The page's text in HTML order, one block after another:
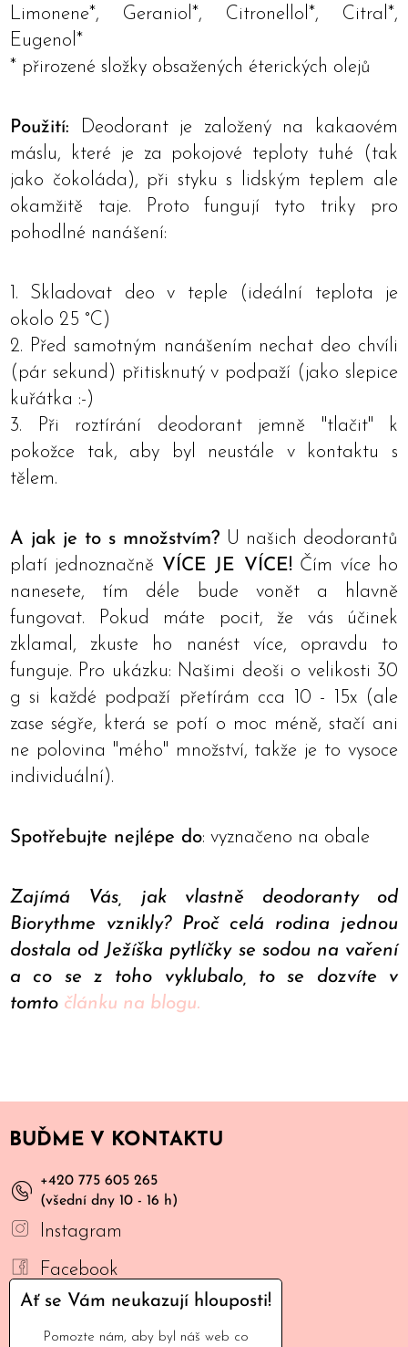
Limonene*, Geraniol*, Citronellol*, Citral*,
Eugenol*
* přirozené složky obsažených éterických olejů
Použití: Deodorant je založený na kakaovém
máslu, které je za pokojové teploty tuhé (tak
jako čokoláda), při styku s lidským teplem ale
okamžitě taje. Proto fungují tyto triky pro
pohodlné nanášení:
1. Skladovat deo v teple (ideální teplota je
okolo 25 °C)
2. Před samotným nanášením nechat deo chvíli
(pár sekund) přitisknutý v podpaží (jako slepice
kuřátka :-)
3. Při roztírání deodorant jemně "tlačit" k
pokožce tak, aby byl neustále v kontaktu s
tělem.
A jak je to s množstvím? U našich deodorantů
platí jednoznačně VÍCE JE VÍCE!Čím více ho
nanesete, tím déle bude vonět a hlavně
fungovat. Pokud máte pocit, že vás účinek
zklamal, zkuste ho nanést více, opravdu to
funguje. Pro ukázku: Našimi deoši o velikosti 30
g si každé podpaží přetírám cca 10 - 15x (ale
zase ségře, která se potí o moc méně, stačí ani
ne polovina "mého" množství, takže je to vysoce
individuální).
Spotřebujte nejlépe do: vyznačeno na obale
Zajímá Vás, jak vlastně deodoranty od
Biorythme vznikly? Proč celá rodina jednou
dostala od Ježíška pytlíčky se sodou na vaření
a co se z toho vyklubalo, to se dozvíte v
tomto článku na blogu.
BUĎME V KONTAKTU
+420 775 605 265
(všední dny 10 - 16 h)
Instagram
Facebook
YouTube
Ať se Vám neukazují hlouposti!
Pomozte nám, aby byl náš web co